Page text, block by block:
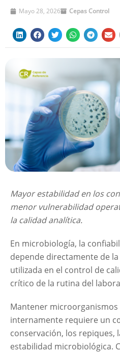
Mayo 28, 2026 Cepas Control
Mayor estabilidad en los
menor vulnerabilidad
la calidad analítica.
En microbiología, la
depende directamente de
utilizada en el control de
crítico de la rutina del
Mantener microorganismos
internamente requiere un
conservación, los repiques,
estabilidad microbiológica.